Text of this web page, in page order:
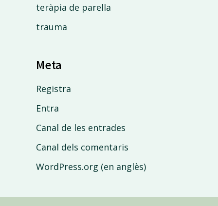
teràpia de parella
trauma
Meta
Registra
Entra
Canal de les entrades
Canal dels comentaris
WordPress.org (en anglès)